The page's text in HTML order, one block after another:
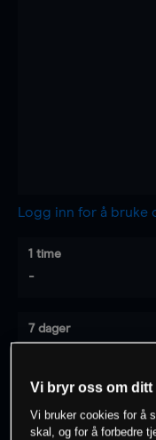
Logg inn for å
1 time
-
7 dager
0% av
Vi bryr oss om
Vi bruker cookies for å
skal, og for å forbedre